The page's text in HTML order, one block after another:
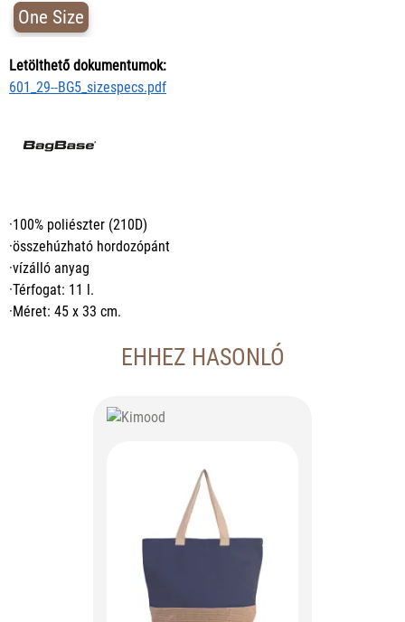
One Size
Letölthető dokumentumok:
601_29--BG5_sizespecs.pdf
·100% poliészter (210D)
·összehúzható hordozópánt
·vízálló anyag
·Térfogat: 11 l.
·Méret: 45 x 33 cm.
EHHEZ HASONLÓ